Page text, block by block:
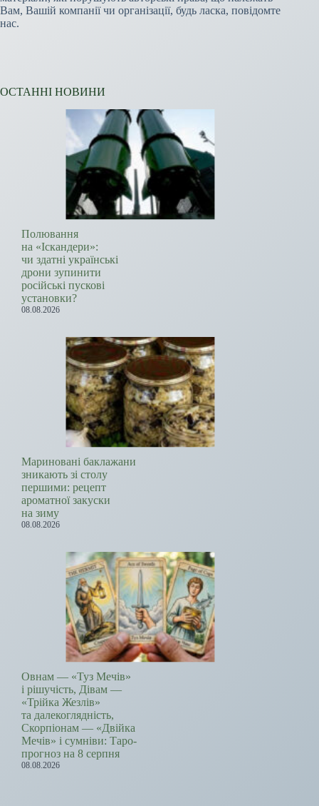
Вам, Вашій компанії чи організації, будь ласка, повідомте
нас.
ОСТАННІ НОВИНИ
Полювання
на «Іскандери»:
чи здатні українські
дрони зупинити
російські пускові
установки?
08.08.2026
Мариновані баклажани
зникають зі столу
першими: рецепт
ароматної закуски
на зиму
08.08.2026
Овнам — «Туз Мечів»
і рішучість, Дівам —
«Трійка Жезлів»
та далекоглядність,
Скорпіонам — «Двійка
Мечів» і сумніви: Таро-
прогноз на 8 серпня
08.08.2026